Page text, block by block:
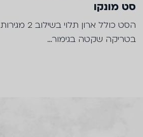
סט מונקו
הסט כולל ארון תלוי בשילוב 2 מגירות
בטריקה שקטה בגימור…